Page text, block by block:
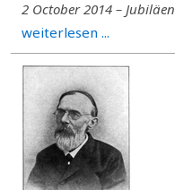
2 October 2014 – Jubiläen
weiterlesen ...